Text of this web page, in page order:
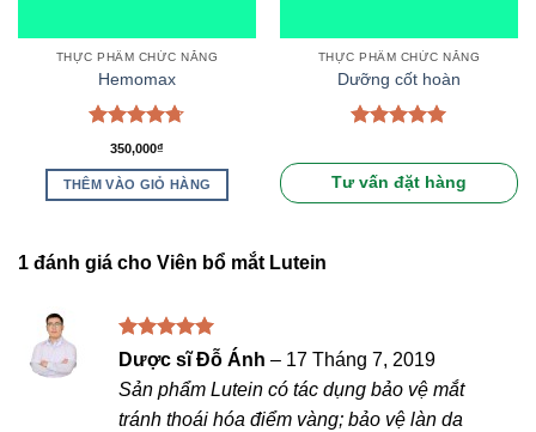
THỰC PHẨM CHỨC NĂNG
Hemomax
Được xếp
hạng
5 sao
350,000₫
THÊM VÀO GIỎ HÀNG
THỰC PHẨM CHỨC NĂNG
Dưỡng cốt hoàn
hạng5.00
5 sao
Tư vấn đặt hàng
1 đánh giá cho Viên bổ mắt Lutein
Được xếp
hạng
sao
Dược sĩ Đỗ Ánh – 17 Tháng 7, 2019
Sản phẩm Lutein có tác dụng bảo vệ mắt
tránh thoái hóa điểm vàng; bảo vệ làn da